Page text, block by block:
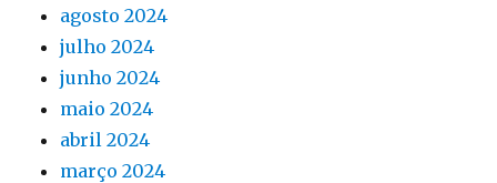
agosto 2024
julho 2024
junho 2024
maio 2024
abril 2024
março 2024